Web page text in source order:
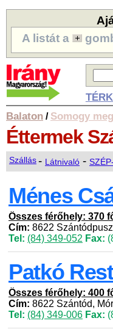
A listát a
Balaton / Somogy
Éttermek
Szállás- Látnivaló -
Ménes
Összes férőhely: 370
Cím: 8622
Tel: (84) 349-052 Fax:
Patkó
Összes férőhely: 400
Cím: 8622 Szántód,
Tel: (84) 349-006 Fax: